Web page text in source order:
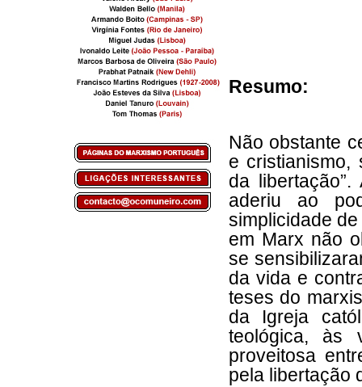
Resumo:
Não obstante
e cristianismo,
da
aderiu ao
simplicidade
em Marx não
se
da vida e
teses do
da Igreja
teológica, às
proveitosa
pela libertação